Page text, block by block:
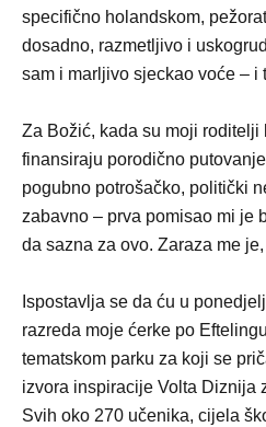
specifično holandskom,
dosadno, razmetljivo i
sam i marljivo sjeckao voće – i
Za Božić, kada su moji
finansiraju porodično
pogubno potrošačko, politički
zabavno – prva pomisao mi je
da sazna za ovo. Zaraza me
Ispostavlja se da ću u
razreda moje ćerke po
tematskom parku za koji se
izvora inspiracije Volta Diznija
Svih oko 270 učenika, cijela